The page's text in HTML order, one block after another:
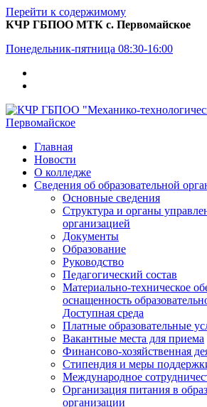
Перейти к содержимому
КЧР ГБПОО МТК с. Первомайское
Понедельник-пятница 08:30-16:00
Главная
Новости
О колледже
Сведения об образовательной
Основные сведения
Структура и органы
организацией
Документы
Образование
Руководство
Педагогический состав
Материально-техническое
оснащенность
Доступная среда
Платные образовательные
Вакантные места для приема
Финансово-хозяйственная
Стипендия и меры
Международное
Организация питания в
организации